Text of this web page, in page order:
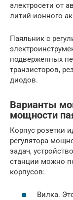
электросети от
литий-ионного
Паяльник с
подверженных
транзисторов,
диодов.
Варианты
мощности
Корпус розетки
регулятора
задач,
станции можно
корпусов:
Вилка.